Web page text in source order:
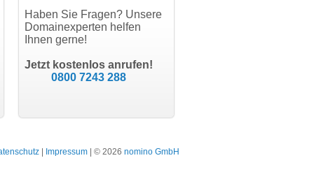
"Vielen Dank für den
AuthCode - hat alles prima
geklappt!"
Schauspieler
Haben Sie Fragen? Unsere
Domainexperten helfen
Ihnen gerne!
Jetzt kostenlos anrufen!
0800 7243 288
Impressum | © 2026 nomino GmbH